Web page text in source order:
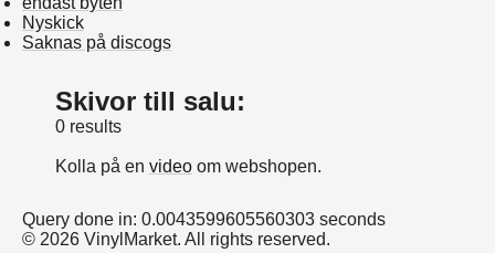
Nyskick
Saknas på discogs
Skivor till salu:
0 results
Kolla på en video om webshopen.
Query done in: 0.0043599605560303 seconds
© 2026 VinylMarket. All rights reserved.